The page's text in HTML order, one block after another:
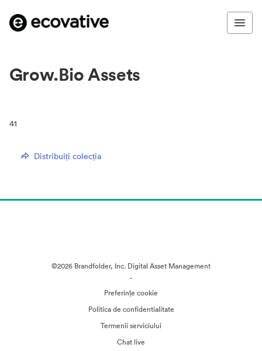
Grow.Bio Assets
41
Distribuiți colecția
©2026 Brandfolder, Inc. Digital Asset Management
·
Preferințe cookie
Politica de confidentialitate
Termenii serviciului
Chat live